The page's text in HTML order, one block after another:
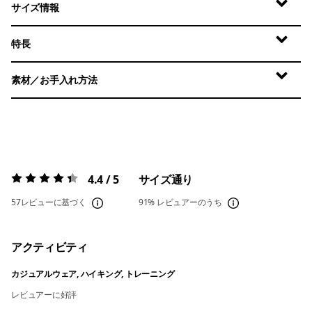
サイズ情報
特長
素材／お手入れ方法
評価:4.4 / 5 4.4 / 5
57レビューに基づく
サイズ通り
91% レビュアーのうち
アクティビティ
カジュアルウェア, ハイキング, トレーニング
レビュアーに好評